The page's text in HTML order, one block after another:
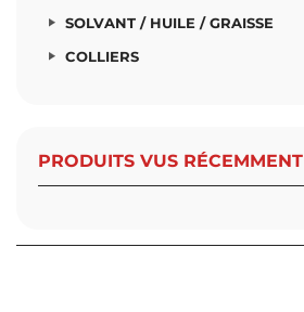
SOLVANT / HUILE / GRAISSE
COLLIERS
PRODUITS VUS RÉCEMMENT